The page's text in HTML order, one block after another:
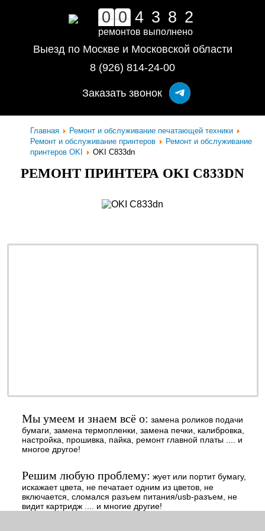
0 0 4 3 8 2
ремонтов выполнено
Выезд по Москве и Московской области
8 (926) 814-24-00
Заказать звонок
Главная
Ремонт и обслуживание печатающей техники
Ремонт и обслуживание принтеров
Ремонт и обслуживание
принтеров OKI
OKI C833dn
РЕМОНТ ПРИНТЕРА OKI C833DN
Мы умеем и знаем всё о: замена роликов подачи
бумаги, замена термопленки, замена печки, калибровка,
настройка, прошивка, пайка, ремонт главной платы .... и
многое другое!
Решим любую проблему: жует или портит бумагу,
искажает цвета, не печатает одним из цветов, не
включается, сломался разъем питания/usb-разъем, не
видит картридж .... и многие другие!